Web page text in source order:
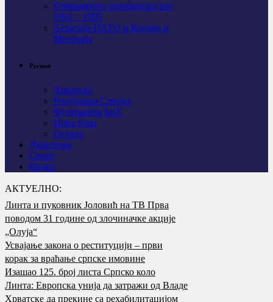
Одбрамбено отаџбински рат
1991 – 1995
Агресија НАТО и Косово и
Метохија
Регион
Хрватска
Република Српска
Федерација БиХ
Црна Гора
Остало
Дијаспора
Спорт
Видео
АКТУЕЛНО:
Линта и пуковник Јоловић на ТВ Прва
поводом 31 године од злочиначке акције
„Олуја“
Усвајање закона о реституцији – први
корак за враћање српске имовине
Изашао 125. број листа Српско коло
Линта: Европска унија да затражи од Владе
Хрватске да прекине са рехабилитацијом